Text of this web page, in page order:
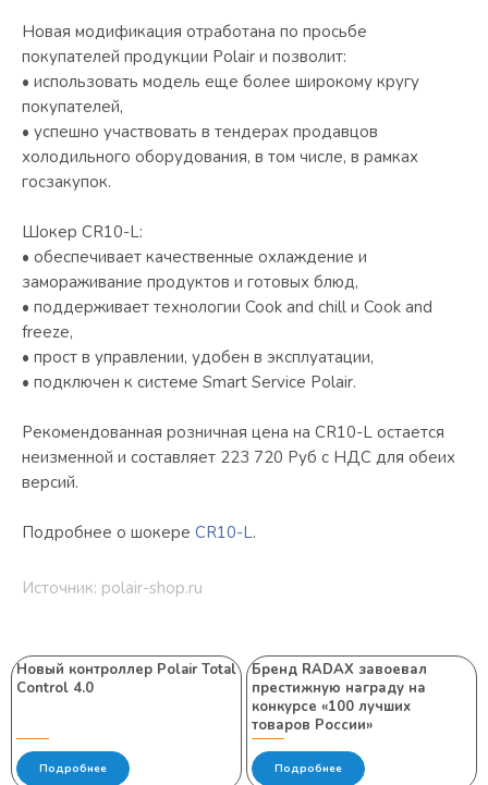
Новая модификация отработана по просьбе
покупателей продукции Polair и позволит:
• использовать модель еще более широкому кругу
покупателей,
• успешно участвовать в тендерах продавцов
холодильного оборудования, в том числе, в рамках
госзакупок.
Шокер СR10-L:
• обеспечивает качественные охлаждение и
замораживание продуктов и готовых блюд,
• поддерживает технологии Cook and chill и Cook and
freeze,
• прост в управлении, удобен в эксплуатации,
• подключен к системе Smart Service Polair.
Рекомендованная розничная цена на CR10-L остается
неизменной и составляет 223 720 Руб с НДС для обеих
версий.
Подробнее о шокере СR10-L.
Источник: polair-shop.ru
Новый контроллер Polair Total
Control 4.0
Подробнее
Бренд RADAX завоевал
престижную награду на
конкурсе «100 лучших
товаров России»
Подробнее